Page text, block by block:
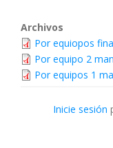
Archivos
Por equiopos
Por equipo 2
Por equipos 1
Inicie sesión